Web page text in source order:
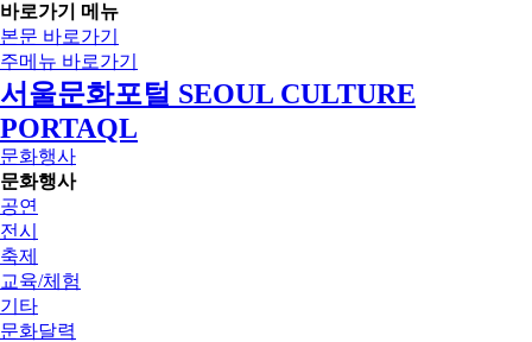
바로가기 메뉴
본문 바로가기
주메뉴 바로가기
서울문화포털 SEOUL CULTURE
PORTAQL
문화행사
문화행사
공연
전시
축제
교육/체험
기타
문화달력